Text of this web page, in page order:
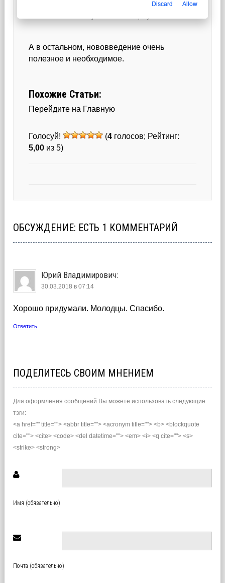
А в остальном, нововведение очень
полезное и необходимое.
Похожие Статьи:
Перейдите на Главную
Голосуй! (4 голосов; Рейтинг:
5,00 из 5)
ОБСУЖДЕНИЕ: ЕСТЬ 1 КОММЕНТАРИЙ
Юрий Владимирович:
30.03.2018 в 07:14
Хорошо придумали. Молодцы. Спасибо.
Ответить
ПОДЕЛИТЕСЬ СВОИМ МНЕНИЕМ
Для оформления сообщений Вы можете использовать следующие
тэги:
<a href="" title=""> <abbr title=""> <acronym title=""> <b> <blockquote
cite=""> <cite> <code> <del datetime=""> <em> <i> <q cite=""> <s>
<strike> <strong>
Имя (обязательно)
Почта (обязательно)
Discard Allow